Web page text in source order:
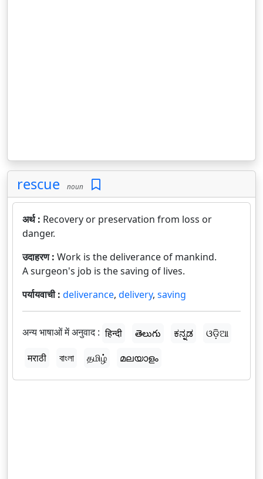
rescue noun
अर्थ : Recovery or preservation from loss or
danger.
उदाहरण : Work is the deliverance of mankind.
A surgeon's job is the saving of lives.
पर्यायवाची : deliverance, delivery, saving
अन्य भाषाओं में अनुवाद : हिन्दी తెలుగు ಕನ್ನಡ
ଓଡ଼ିଆ
मराठी
বাংলা தமிழ் മലയാളം